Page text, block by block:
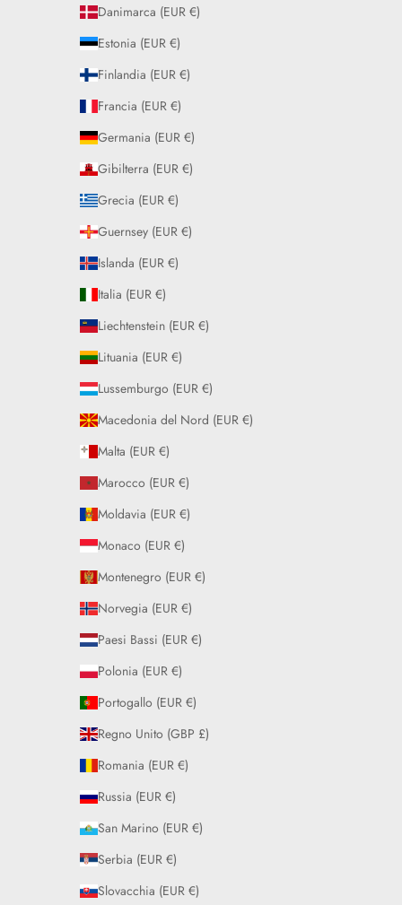
Danimarca (EUR €)
Estonia (EUR €)
Finlandia (EUR €)
Francia (EUR €)
Germania (EUR €)
Gibilterra (EUR €)
Grecia (EUR €)
Guernsey (EUR €)
Islanda (EUR €)
Italia (EUR €)
Liechtenstein (EUR €)
Lituania (EUR €)
Lussemburgo (EUR €)
Macedonia del Nord (EUR €)
Malta (EUR €)
Marocco (EUR €)
Moldavia (EUR €)
Monaco (EUR €)
Montenegro (EUR €)
Norvegia (EUR €)
Paesi Bassi (EUR €)
Polonia (EUR €)
Portogallo (EUR €)
Regno Unito (GBP £)
Romania (EUR €)
Russia (EUR €)
San Marino (EUR €)
Serbia (EUR €)
Slovacchia (EUR €)